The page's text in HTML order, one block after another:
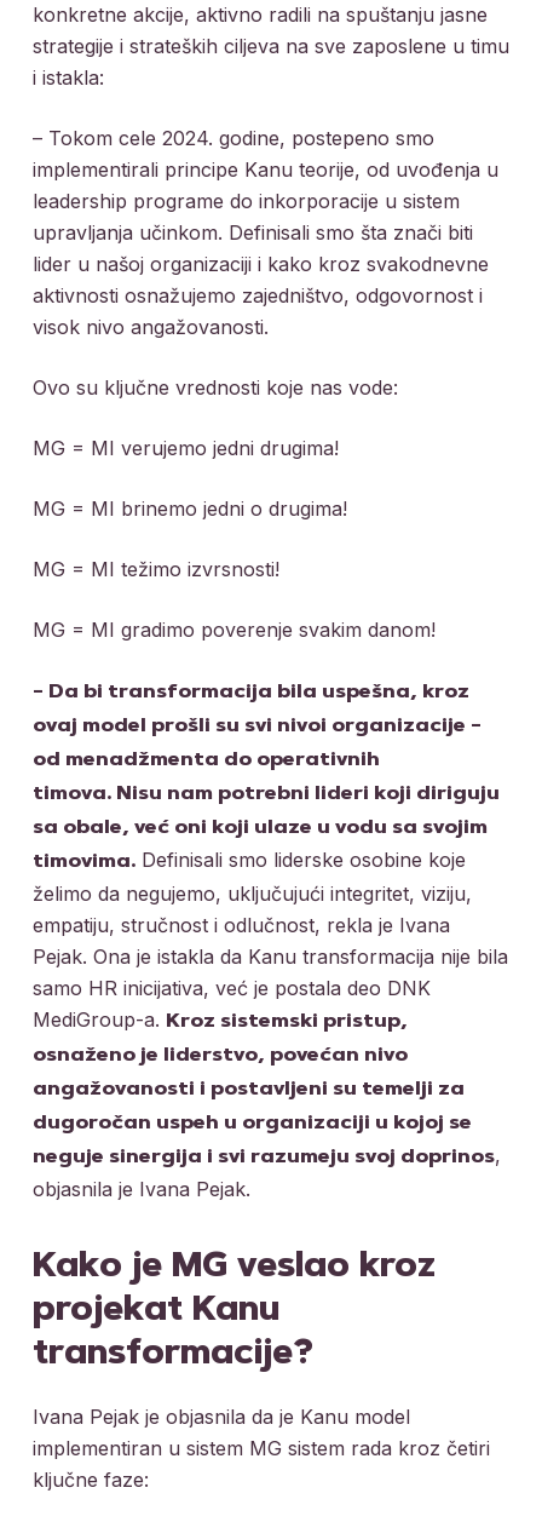
konkretne akcije, aktivno radili na spuštanju jasne
strategije i strateških ciljeva na sve zaposlene u timu
i istakla:
– Tokom cele 2024. godine, postepeno smo
implementirali principe Kanu teorije, od uvođenja u
leadership programe do inkorporacije u sistem
upravljanja učinkom. Definisali smo šta znači biti
lider u našoj organizaciji i kako kroz svakodnevne
aktivnosti osnažujemo zajedništvo, odgovornost i
visok nivo angažovanosti.
Ovo su ključne vrednosti koje nas vode:
MG = MI verujemo jedni drugima!
MG = MI brinemo jedni o drugima!
MG = MI težimo izvrsnosti!
MG = MI gradimo poverenje svakim danom!
– Da bi transformacija bila uspešna, kroz
ovaj model prošli su svi nivoi organizacije –
od menadžmenta do operativnih
timova. Nisu nam potrebni lideri koji diriguju
sa obale, već oni koji ulaze u vodu sa svojim
timovima.Definisali smo liderske osobine koje
želimo da negujemo, uključujući integritet, viziju,
empatiju, stručnost i odlučnost, rekla je Ivana
Pejak. Ona je istakla da Kanu transformacija nije bila
samo HR inicijativa, već je postala deo DNK
MediGroup-a.
Kroz sistemski pristup,
osnaženo je liderstvo, povećan nivo
angažovanosti i postavljeni su temelji za
dugoročan uspeh u organizaciji u kojoj se
neguje sinergija i svi razumeju svoj doprinos,
objasnila je Ivana Pejak.
Kako je MG veslao kroz
projekat Kanu
transformacije?
Ivana Pejak je objasnila da je Kanu model
implementiran u sistem MG sistem rada kroz četiri
ključne faze: